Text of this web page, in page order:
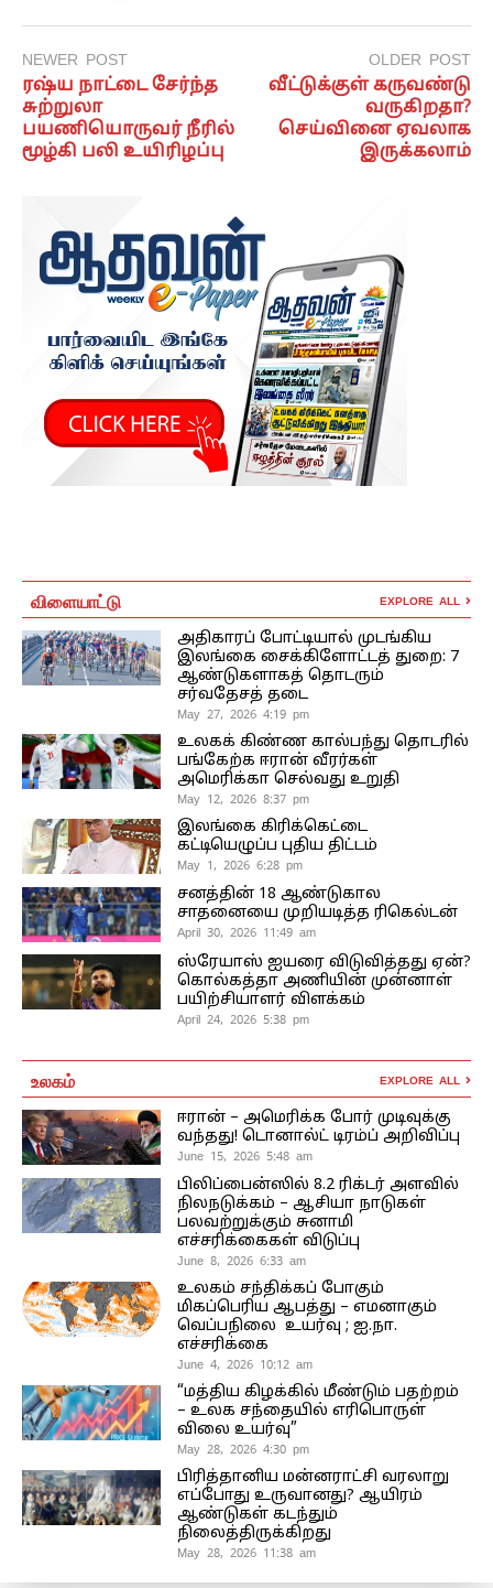
NEWER POST
ரஷ்ய நாட்டை சேர்ந்த
சுற்றுலா
பயணியொருவர் நீரில்
மூழ்கி பலி உயிரிழப்பு
OLDER POST
வீட்டுக்குள் கருவண்டு
வருகிறதா?
செய்வினை ஏவலாக
இருக்கலாம்
விளையாட்டு EXPLORE ALL
அதிகாரப் போட்டியால் முடங்கிய
இலங்கை சைக்கிளோட்டத் துறை: 7
ஆண்டுகளாகத் தொடரும்
சர்வதேசத் தடை
May 27, 2026 4:19 pm
உலகக் கிண்ண கால்பந்து தொடரில்
பங்கேற்க ஈரான் வீரர்கள்
அமெரிக்கா செல்வது உறுதி
May 12, 2026 8:37 pm
இலங்கை கிரிக்கெட்டை
கட்டியெழுப்ப புதிய திட்டம்
May 1, 2026 6:28 pm
சனத்தின் 18 ஆண்டுகால
சாதனையை முறியடித்த ரிகெல்டன்
April 30, 2026 11:49 am
ஸ்ரேயாஸ் ஐயரை விடுவித்தது ஏன்?
கொல்கத்தா அணியின் முன்னாள்
பயிற்சியாளர் விளக்கம்
April 24, 2026 5:38 pm
உலகம் EXPLORE ALL
ஈரான் – அமெரிக்க போர் முடிவுக்கு
வந்தது! டொனால்ட் டிரம்ப் அறிவிப்பு
June 15, 2026 5:48 am
பிலிப்பைன்ஸில் 8.2 ரிக்டர் அளவில்
நிலநடுக்கம் – ஆசியா நாடுகள்
பலவற்றுக்கும் சுனாமி
எச்சரிக்கைகள் விடுப்பு
June 8, 2026 6:33 am
உலகம் சந்திக்கப் போகும்
மிகப்பெரிய ஆபத்து – எமனாகும்
வெப்பநிலை உயர்வு ; ஐ.நா.
எச்சரிக்கை
June 4, 2026 10:12 am
“மத்திய கிழக்கில் மீண்டும் பதற்றம்
– உலக சந்தையில் எரிபொருள்
விலை உயர்வு”
May 28, 2026 4:30 pm
பிரித்தானிய மன்னராட்சி வரலாறு
எப்போது உருவானது? ஆயிரம்
ஆண்டுகள் கடந்தும்
நிலைத்திருக்கிறது
May 28, 2026 11:38 am